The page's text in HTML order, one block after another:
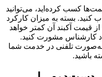
کسب کرده‌اید، می‌توانید
کنید. بسته به میزان کارکرد
آکبند آن کمتر خواهد
کارشناس مشورت کنید.
تلفنی در خدمت شما
باشید.